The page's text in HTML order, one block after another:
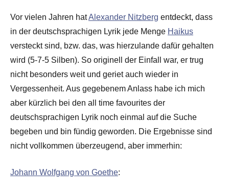
Vor vielen Jahren hatAlexander Nitzberg entdeckt, dass
in der deutschsprachigen Lyrik jede Menge Haikus
versteckt sind, bzw. das, was hierzulande dafür gehalten
wird (5-7-5 Silben). So originell der Einfall war, er trug
nicht besonders weit und geriet auch wieder in
Vergessenheit. Aus gegebenem Anlass habe ich mich
aber kürzlich bei den all time favourites der
deutschsprachigen Lyrik noch einmal auf die Suche
begeben und bin fündig geworden. Die Ergebnisse sind
nicht vollkommen überzeugend, aber immerhin:
Johann Wolfgang von Goethe: